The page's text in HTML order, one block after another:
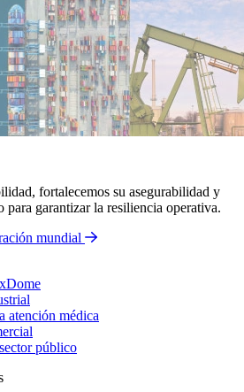
fortalecemos su asegurabilidad y
para garantizar la resiliencia operativa.
mundial
atención médica
público